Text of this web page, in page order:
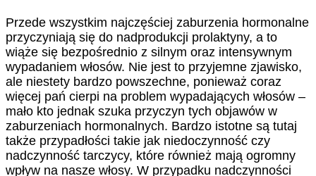
Przede wszystkim najczęściej zaburzenia hormonalne
przyczyniają się do nadprodukcji prolaktyny, a to
wiąże się bezpośrednio z silnym oraz intensywnym
wypadaniem włosów. Nie jest to przyjemne zjawisko,
ale niestety bardzo powszechne, ponieważ coraz
więcej pań cierpi na problem wypadających włosów –
mało kto jednak szuka przyczyn tych objawów w
zaburzeniach hormonalnych. Bardzo istotne są tutaj
także przypadłości takie jak niedoczynność czy
nadczynność tarczycy, które również mają ogromny
wpływ na nasze włosy. W przypadku nadczynności